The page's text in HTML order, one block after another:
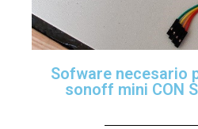
Sofware necesario
sonoff mini CON